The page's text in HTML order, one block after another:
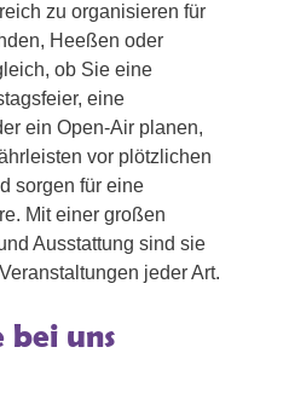
zu organisieren für
Heeßen oder
ob Sie eine
eine
ein Open-Air planen,
vor plötzlichen
sorgen für eine
Mit einer großen
Ausstattung sind sie
jeder Art.
bei uns